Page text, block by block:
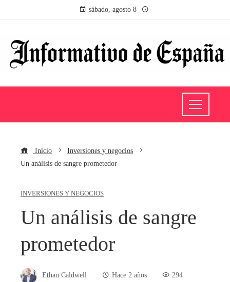
sábado, agosto 8
Inicio
Inversiones y negocios
Un análisis de sangre prometedor
INVERSIONES Y NEGOCIOS
Un análisis de sangre
prometedor
Ethan Caldwell Hace 2 años 294